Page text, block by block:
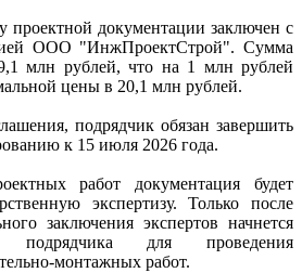
проектной документации заключен с
ООО "ИнжПроектСтрой". Сумма
млн рублей, что на 1 млн рублей
цены в 20,1 млн рублей.
подрядчик обязан завершить
к 15 июля 2026 года.
работ документация будет
экспертизу. Только после
заключения экспертов начнется
подрядчика для проведения
монтажных работ.